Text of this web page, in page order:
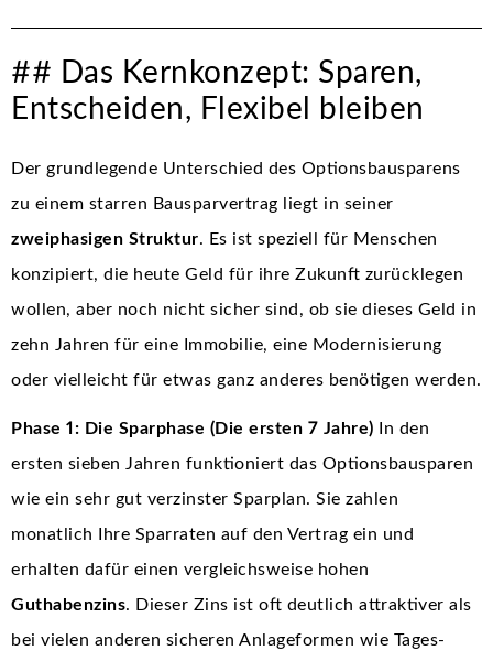
## Das Kernkonzept: Sparen,
Entscheiden, Flexibel bleiben
Der grundlegende Unterschied des Optionsbausparens
zu einem starren Bausparvertrag liegt in seiner
zweiphasigen Struktur. Es ist speziell für Menschen
konzipiert, die heute Geld für ihre Zukunft zurücklegen
wollen, aber noch nicht sicher sind, ob sie dieses Geld in
zehn Jahren für eine Immobilie, eine Modernisierung
oder vielleicht für etwas ganz anderes benötigen werden.
Phase 1: Die Sparphase (Die ersten 7 Jahre) In den
ersten sieben Jahren funktioniert das Optionsbausparen
wie ein sehr gut verzinster Sparplan. Sie zahlen
monatlich Ihre Sparraten auf den Vertrag ein und
erhalten dafür einen vergleichsweise hohen
Guthabenzins. Dieser Zins ist oft deutlich attraktiver als
bei vielen anderen sicheren Anlageformen wie Tages-